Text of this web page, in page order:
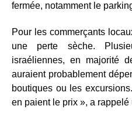
fermée, notamment le
Pour les commerçants
une perte sèche.
israéliennes, en majorité
auraient probablement
boutiques ou les
en paient le prix », a rappelé